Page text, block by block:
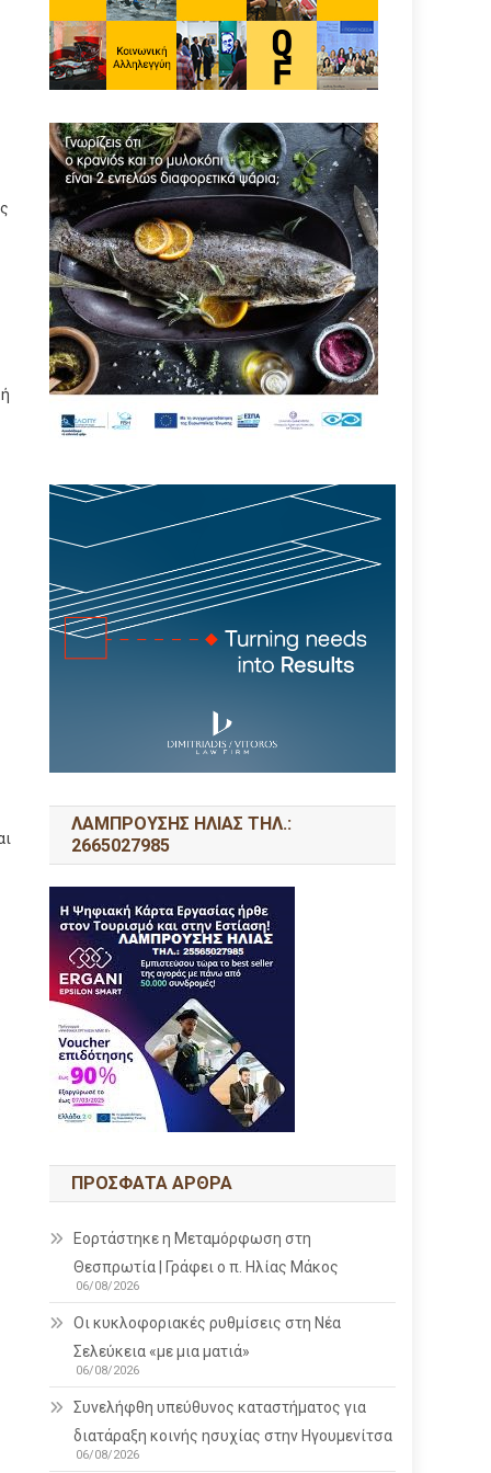
ΛΑΜΠΡΟΥΣΗΣ ΗΛΙΑΣ ΤΗΛ.:
2665027985
ΠΡΌΣΦΑΤΑ ΆΡΘΡΑ
Εορτάστηκε η Μεταμόρφωση στη
Θεσπρωτία | Γράφει ο π. Ηλίας Μάκος
06/08/2026
Οι κυκλοφοριακές ρυθμίσεις στη Νέα
Σελεύκεια «με μια ματιά»
06/08/2026
Συνελήφθη υπεύθυνος καταστήματος για
διατάραξη κοινής ησυχίας στην Ηγουμενίτσα
06/08/2026